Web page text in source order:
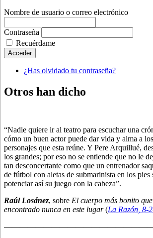
Nombre de usuario o correo electrónico
Contraseña
Recuérdame
Acceder
¿Has olvidado tu contraseña?
Otros han dicho
“Nadie quiere ir al teatro para escuchar una
cómo un buen actor puede dar vida y alma a
personajes que esta reúne. Y Pere Arquillué,
los grandes; por eso no se entiende que no le
tan desconcertante como que un entrenador
de fútbol con aletas de submarinista en los pies
potenciar así su juego con la cabeza”.
Raúl Losánez, sobre El cuerpo más bonito
encontrado nunca en este lugar(La Razón , 8-